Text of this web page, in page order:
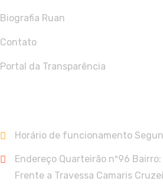
Biografia Ruan
Contato
Portal da Transparência
Horário de funcionamento
Endereço Quarteirão nº96
Frente a Travessa Camaris